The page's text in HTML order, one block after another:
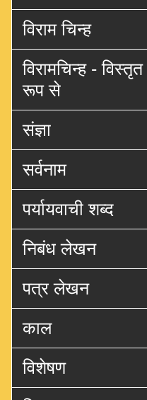
विराम चिन्ह
विरामचिन्ह - विस्तृत
रूप से
संज्ञा
सर्वनाम
पर्यायवाची शब्द
निबंध लेखन
पत्र लेखन
काल
विशेषण